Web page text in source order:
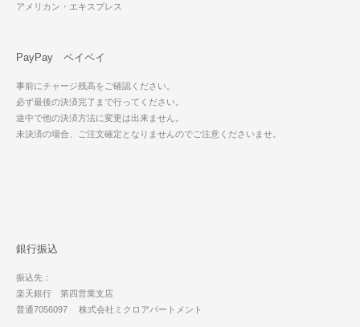
アメリカン・エキスプレス
PayPay ペイペイ
事前にチャージ残高をご確認ください。
必ず最後の決済完了まで行ってください。
途中で他の決済方法に変更は出来ません。
未決済の場合、ご注文確定となりませんのでご注意くださいませ。
銀行振込
振込先：
楽天銀行 第四営業支店
普通7056097 株式会社ミクロアパートメント